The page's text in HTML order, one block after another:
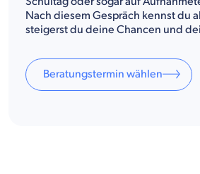
Nach diesem Gespräch kennst du
steigerst du deine Chancen und
Beratungstermin wählen